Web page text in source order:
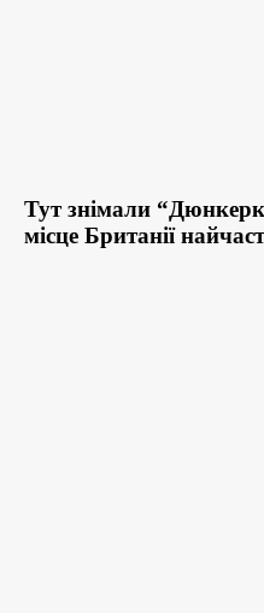
Тут знімали
місце Британії